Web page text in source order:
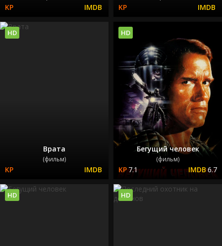
Врата
(фильм)
HD
Бегущий человек
(фильм)
7.1 6.7
HD
HD HD